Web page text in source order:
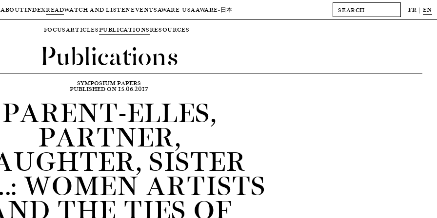
ABOUTINDEXREADWATCH AND LISTENEVENTSAWARE-USAAWARE-日本 FR EN
FOCUSARTICLESPUBLICATIONSRESOURCES
Publications
SYMPOSIUM PAPERS
PUBLISHED ON 15.06.2017
PARENT-ELLES,
PARTNER,
SISTER
WOMEN ARTISTS
THE TIES OF